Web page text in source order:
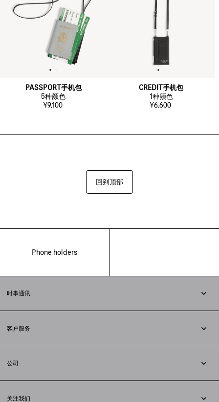
PASSPORT手机包
5种颜色
¥9,100
CREDIT手机包
1种颜色
¥6,600
回到顶部
Phone holders
时事通讯
客户服务
配送方式
支付
常见问题解答
公司
关注我们